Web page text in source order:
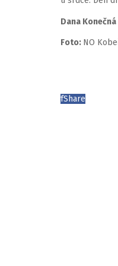
Dana
Foto: NO
fShare